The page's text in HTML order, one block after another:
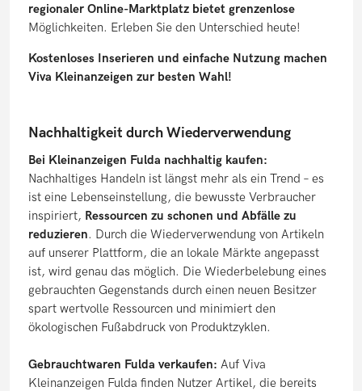
regionaler Online-Marktplatz bietet grenzenlose
Möglichkeiten. Erleben Sie den Unterschied heute!
Kostenloses Inserieren und einfache Nutzung machen
Viva Kleinanzeigen zur besten Wahl!
Nachhaltigkeit durch Wiederverwendung
Bei Kleinanzeigen Fulda nachhaltig kaufen:
Nachhaltiges Handeln ist längst mehr als ein Trend – es
ist eine Lebenseinstellung, die bewusste Verbraucher
inspiriert, Ressourcen zu schonen und Abfälle zu
reduzieren. Durch die Wiederverwendung von Artikeln
auf unserer Plattform, die an lokale Märkte angepasst
ist, wird genau das möglich. Die Wiederbelebung eines
gebrauchten Gegenstands durch einen neuen Besitzer
spart wertvolle Ressourcen und minimiert den
ökologischen Fußabdruck von Produktzyklen.
Gebrauchtwaren Fulda verkaufen: Auf Viva
Kleinanzeigen Fulda finden Nutzer Artikel, die bereits